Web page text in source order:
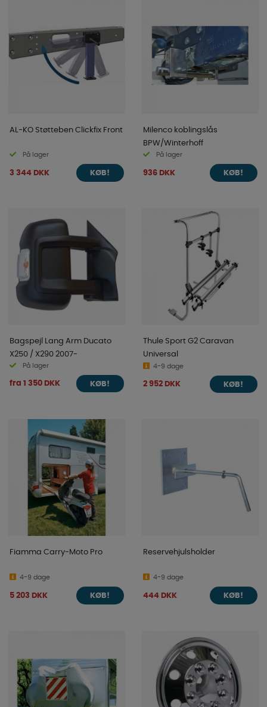
AL-KO Støtteben Clickfix Front
På lager
3 344 DKK KØB!
Milenco koblingslås
BPW/Winterhoff
På lager
936 DKK KØB!
Bagspejl Lang Arm Ducato
X250 / X290 2007-
På lager
fra 1 350 DKK KØB!
Thule Sport G2 Caravan
Universal
4-9 dage
2 952 DKK KØB!
Fiamma Carry-Moto Pro
4-9 dage
5 203 DKK KØB!
Reservehjulsholder
4-9 dage
444 DKK KØB!